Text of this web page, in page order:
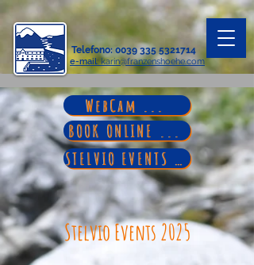
Telefono: 0039 335 5321714
e-mail: karin@franzenshoehe.com
WebCam ...
BOOK ONLINE ...
STELVIO EVENTS ...
Stelvio Events 2025